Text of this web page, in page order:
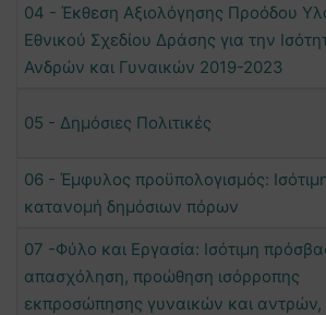
04 - Έκθεση Αξιολόγησης Προόδου
Εθνικού Σχεδίου Δράσης για την
Ανδρών και Γυναικών 2019-2023
05 - Δημόσιες Πολιτικές
06 - Έμφυλος προϋπολογισμός:
κατανομή δημόσιων πόρων
07 -Φύλο και Εργασία: Ισότιμη
απασχόληση, προώθηση ισόρροπης
εκπροσώπησης γυναικών και αντρών,